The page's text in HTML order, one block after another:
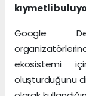
kıymetli
Google
ekosistemi
oluşturduğunu